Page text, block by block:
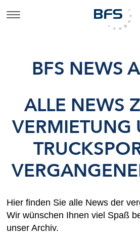
BFS NEWS
ALLE NEWS
VERMIETUNG
Hier finden Sie alle News der
Wir wünschen Ihnen viel Spaß
unser Archiv.